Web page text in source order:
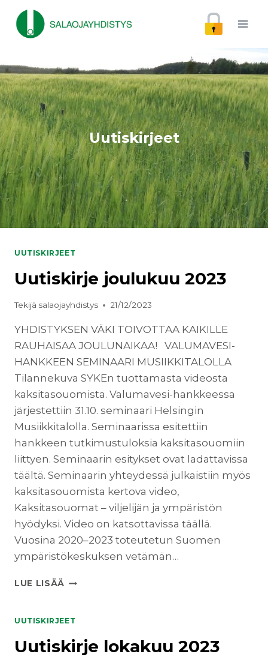
sisältöön
Uutiskirjeet
UUTISKIRJEET
Uutiskirje joulukuu 2023
Tekijä salaojayhdistys 21/12/2023
YHDISTYKSEN VÄKI TOIVOTTAA KAIKILLE
RAUHAISAA JOULUNAIKAA! VALUMAVESI-
HANKKEEN SEMINAARI MUSIIKKITALOLLA
Tilannekuva SYKEn tuottamasta videosta
kaksitasouomista. Valumavesi-hankkeessa
järjestettiin 31.10. seminaari Helsingin
Musiikkitalolla. Seminaarissa esitettiin
hankkeen tutkimustuloksia kaksitasouomiin
liittyen. Seminaarin esitykset ovat ladattavissa
täältä. Seminaarin yhteydessä julkaistiin myös
kaksitasouomista kertova video,
Kaksitasouomat – viljelijän ja ympäristön
hyödyksi. Video on katsottavissa täällä.
Vuosina 2020–2023 toteutetun Suomen
ympäristökeskuksen vetämän…
LUE LISÄÄ UUTISKIRJE
UUTISKIRJEET
Uutiskirje lokakuu 2023